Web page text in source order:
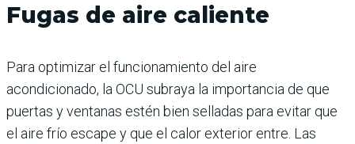
Fugas de aire caliente
Para optimizar el funcionamiento del aire
acondicionado, la OCU subraya la importancia de que
puertas y ventanas estén bien selladas para evitar que
el aire frío escape y que el calor exterior entre. Las